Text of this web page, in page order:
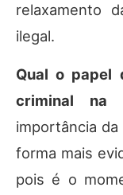
relaxamento
ilegal.
Qual o papel
criminal na
importância
forma mais
pois é o